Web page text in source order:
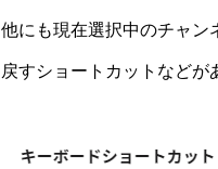
他にも現在選択中のチャン
戻すショートカットなどが